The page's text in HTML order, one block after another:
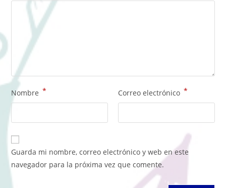
Nombre * Correo electrónico *
Guarda mi nombre, correo electrónico y web en este
navegador para la próxima vez que comente.